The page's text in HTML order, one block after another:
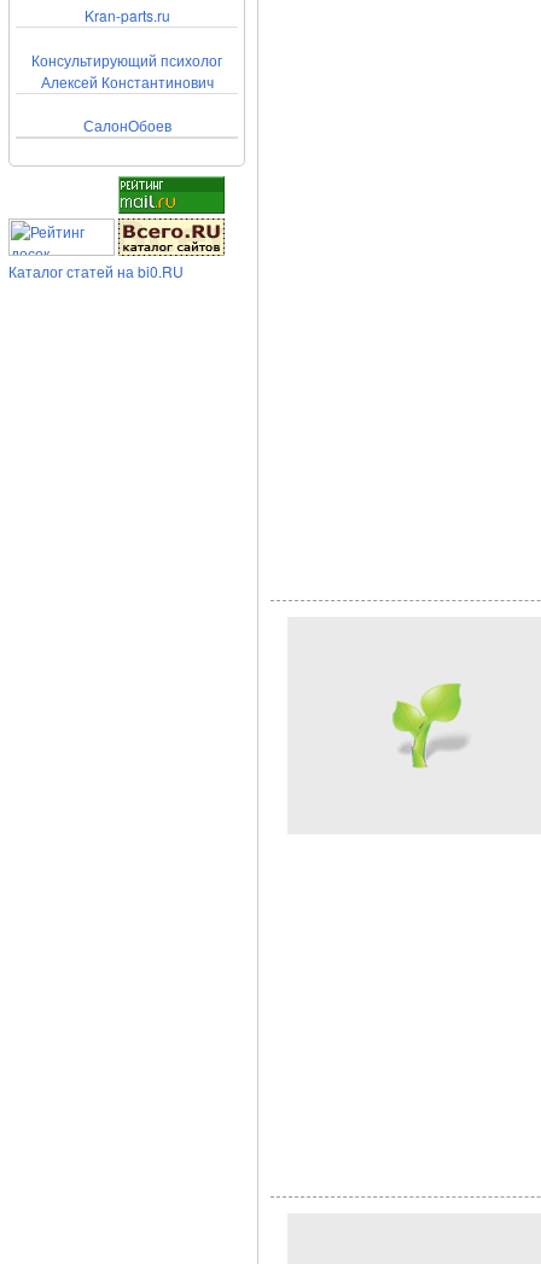
Kran-parts.ru
Консультирующий психолог
Алексей Константинович
СалонОбоев
Каталог статей на bi0.RU